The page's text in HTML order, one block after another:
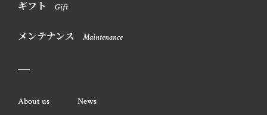
ギフト Gift
メンテナンス Maintenance
About us News